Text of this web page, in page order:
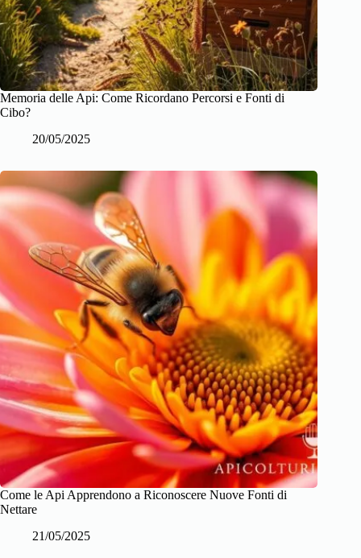
Memoria delle Api: Come Ricordano Percorsi e Fonti di
Cibo?
20/05/2025
Come le Api Apprendono a Riconoscere Nuove Fonti di
Nettare
21/05/2025